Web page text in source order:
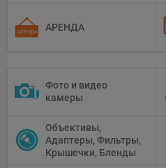
АРЕНДА
Фото и видео
камеры
Объективы,
Адаптеры, Фильтры,
Крышечки, Бленды